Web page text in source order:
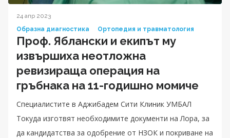
24 апр 2023
Образна диагностика
Ортопедия и травматология
Проф. Яблански и екипът му
извършиха неотложна
ревизираща операция на
гръбнака на 11-годишно момиче
Специалистите в Аджибадем Сити Клиник УМБАЛ
Токуда изготвят необходимите документи на Лора, за
да кандидатства за одобрение от НЗОК и покриване на